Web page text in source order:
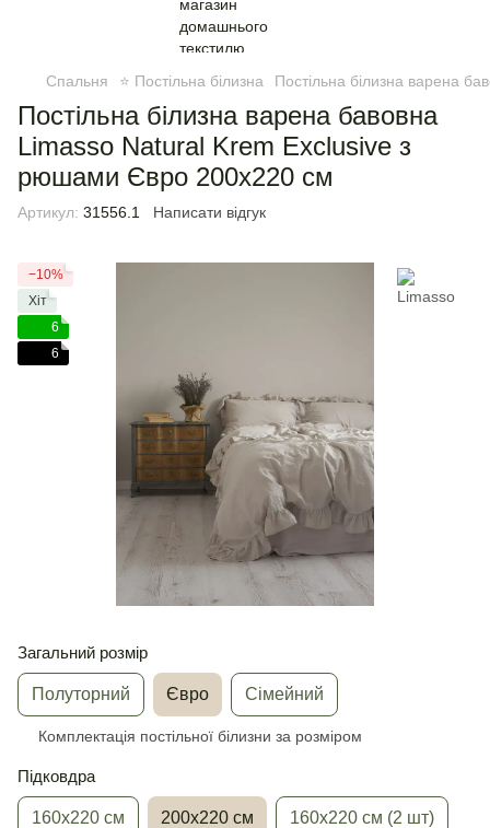
Спальня ⭐ Постільна білизна Постільна білизна варена
Постільна білизна варена бавовна
Limasso Natural Krem Exclusive з
рюшами Євро 200х220 см
Артикул: 31556.1 Написати відгук
−10%
Хіт
6
6
Загальний розмір
Полуторний Євро Сімейний
Комплектація постільної білизни за розміром
Підковдра
160х220 см 200х220 см 160х220 см (2 шт)